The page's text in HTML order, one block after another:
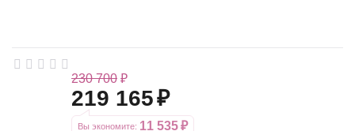
230 700 ₽
219 165₽
Вы экономите: 11 535₽